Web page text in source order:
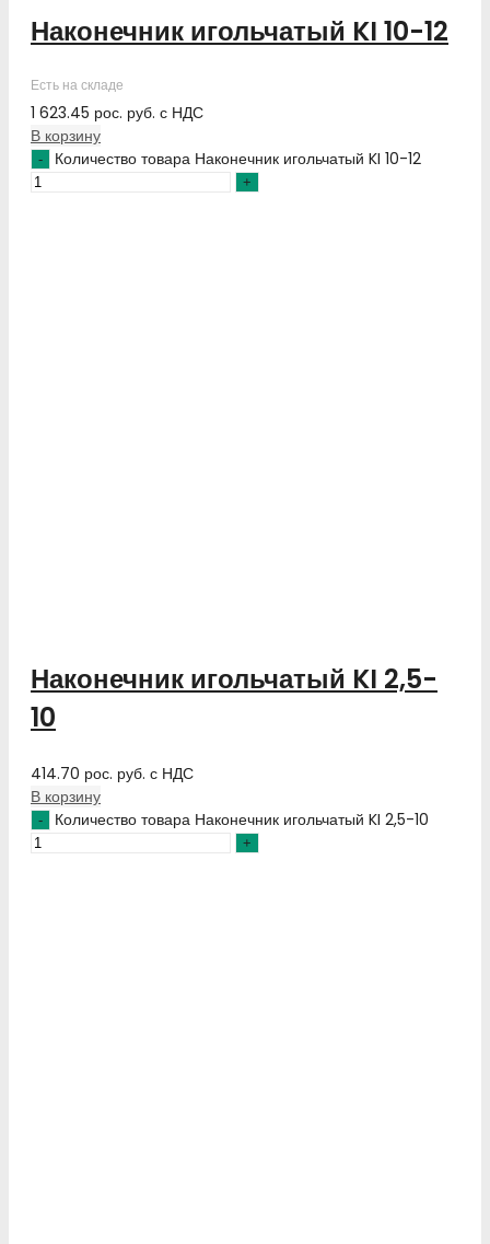
Наконечник игольчатый KI 10-12
Есть на складе
1 623.45 рос. руб. с НДС
В корзину
Количество товара Наконечник игольчатый KI 10-12
Наконечник игольчатый KI 2,5-
10
414.70 рос. руб. с НДС
В корзину
Количество товара Наконечник игольчатый KI 2,5-10